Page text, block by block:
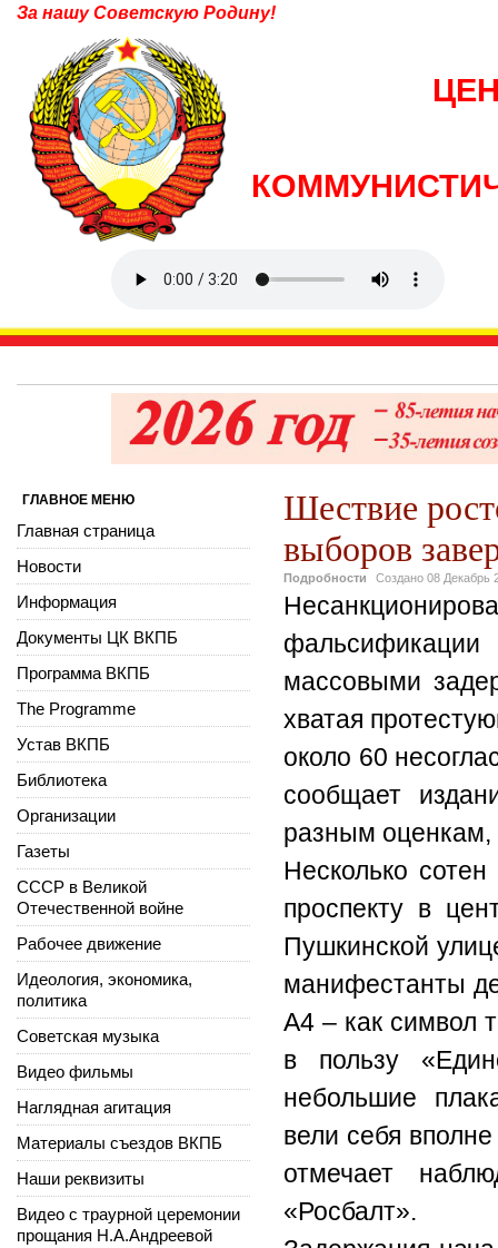
За нашу Советскую Родину!
Шествие
выборов
Подробности Создано 08 Декабрь
массовыми
хватая
около 60
сообщает
разным оценкам,
Несколько
проспекту в
Пушкинской
манифестанты
А4 – как символ
в пользу
небольшие
вели себя
отмечает
«Росбалт».
ГЛАВНОЕ МЕНЮ
Главная страница
Новости
Информация
Документы ЦК ВКПБ
Программа ВКПБ
The Programme
Устав ВКПБ
Библиотека
Организации
Газеты
СССР в Великой
Отечественной войне
Рабочее движение
Идеология, экономика,
политика
Советская музыка
Видео фильмы
Наглядная агитация
Материалы съездов ВКПБ
Наши реквизиты
Видео с траурной церемонии
прощания Н.А.Андреевой